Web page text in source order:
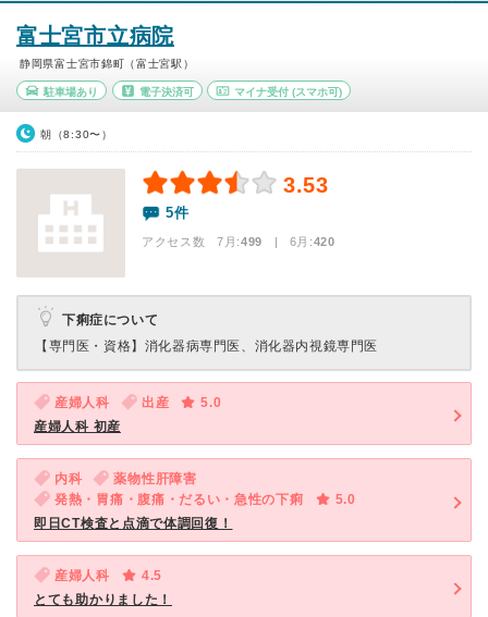
富士宮市立病院
静岡県富士宮市錦町（富士宮駅）
駐車場あり 電子決済可 マイナ受付 (スマホ可)
朝（8:30〜）
3.53
5件
アクセス数 7月:499 | 6月:420
下痢症について
【専門医・資格】 消化器病専門医、消化器内視鏡専門医
産婦人科 出産
5.0
産婦人科 初産
内科
薬物性肝障害
発熱・胃痛・腹痛・だるい・急性の下痢
5.0
即日CT検査と点滴で体調回復！
産婦人科
4.5
とても助かりました！